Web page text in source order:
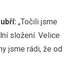
„Točili jsme
složení. Velice
jsme rádi, že od